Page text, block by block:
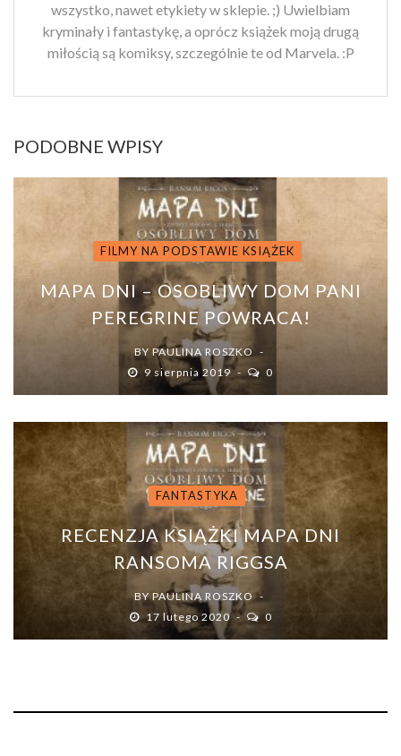
wszystko, nawet etykiety w sklepie. ;) Uwielbiam
kryminały i fantastykę, a oprócz książek moją drugą
miłością są komiksy, szczególnie te od Marvela. :P
PODOBNE WPISY
FILMY NA PODSTAWIE KSIĄŻEK
MAPA DNI – OSOBLIWY DOM PANI
PEREGRINE POWRACA!
BY PAULINA ROSZKO
9 sierpnia 2019
0
FANTASTYKA
RECENZJA KSIĄŻKI MAPA DNI
RANSOMA RIGGSA
BYPAULINA ROSZKO
17 lutego 2020
0